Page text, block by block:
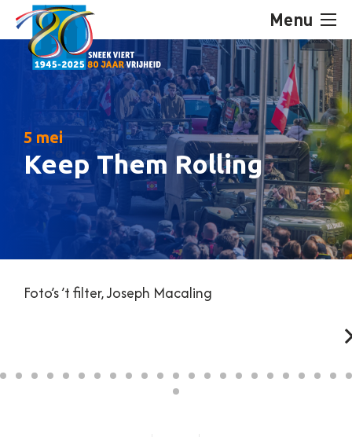
Menu
5 mei
Keep Them Rolling
Foto’s ’t filter, Joseph Macaling